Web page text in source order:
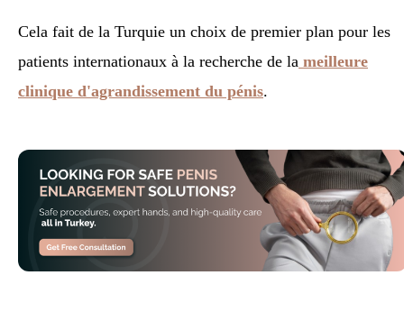
Cela fait de la Turquie un choix de premier plan pour les
patients internationaux à la recherche de la meilleure
clinique d'agrandissement du pénis.